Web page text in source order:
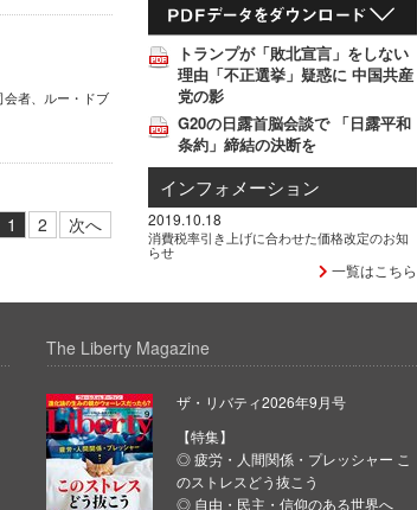
者、ルー・ドブ
1 2 次へ
トランプが「敗北宣言」をしない
理由「不正選挙」疑惑に 中国共産
党の影
G20の日露首脳会談で 「日露平和
条約」締結の決断を
インフォメーション
2019.10.18
消費税率引き上げに合わせた価格改定のお知
らせ
一覧はこちら
The Liberty Magazine
ザ・リバティ2026年9月号
【特集】
◎ 疲労・人間関係・プレッシャー こ
のストレスどう抜こう
◎ 自由・民主・信仰のある世界へ